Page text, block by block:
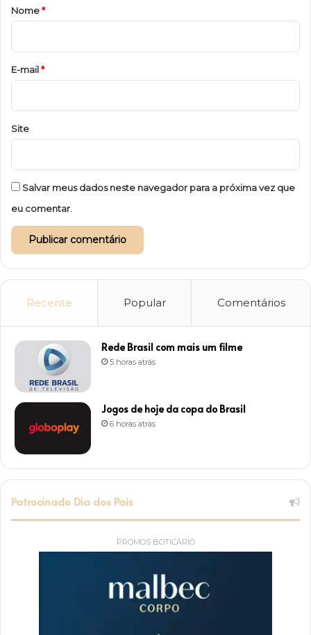
r
o
*
Nome*
E-mail*
Site
Salvar meus dados neste navegador para a próxima vez que
eu comentar.
Recente Popular Comentários
Rede Brasil com mais um filme
5 horas atrás
Jogos de hoje da copa do Brasil
6 horas atrás
Patrocinado Dia dos Pais
PROMOS BOTICÁRIO